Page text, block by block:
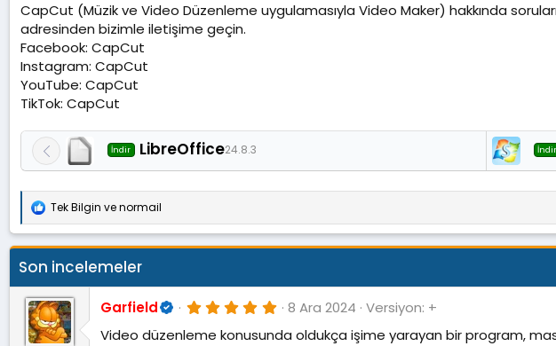
CapCut (Müzik ve Video Düzenleme uygulamasıyla Video Maker) hakkında
adresinden bizimle iletişime geçin.
Facebook: CapCut
Instagram: CapCut
YouTube: CapCut
TikTok: CapCut
İndir LibreOffice24.8.3 İndir
T
e
i
l
e
r
:
Tek Bilgin venormail
Son incelemeler
Garfield 5
0
8 Ara 2024 Versiyon: +
Video düzenleme konusunda oldukça işime yarayan bir program,